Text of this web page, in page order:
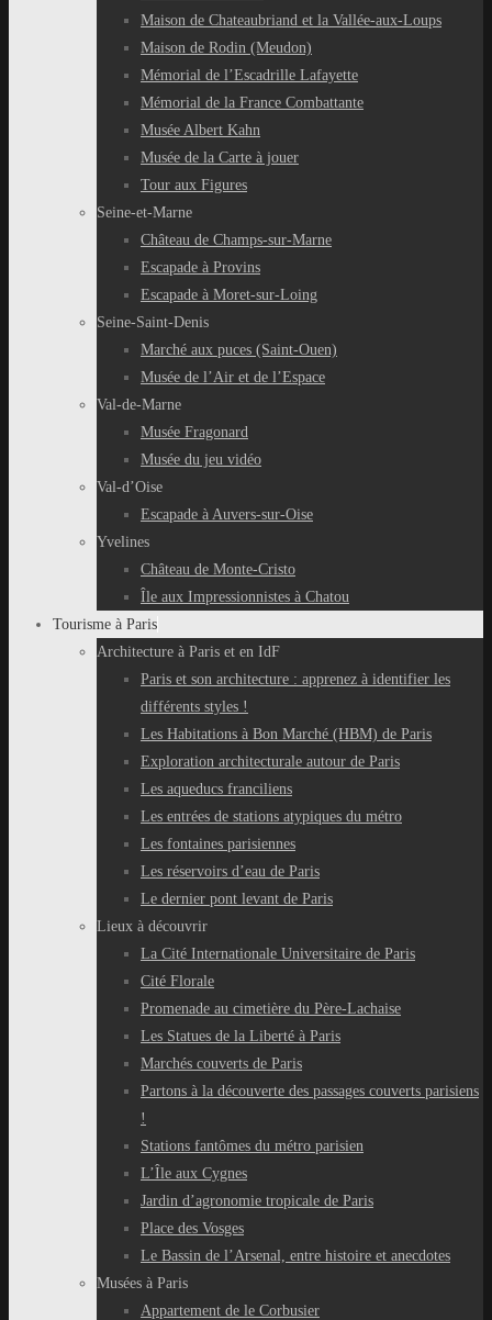
Maison de Chateaubriand et la Vallée-aux-Loups
Maison de Rodin (Meudon)
Mémorial de l’Escadrille Lafayette
Mémorial de la France Combattante
Musée Albert Kahn
Musée de la Carte à jouer
Tour aux Figures
Seine-et-Marne
Château de Champs-sur-Marne
Escapade à Provins
Escapade à Moret-sur-Loing
Seine-Saint-Denis
Marché aux puces (Saint-Ouen)
Musée de l’Air et de l’Espace
Val-de-Marne
Musée Fragonard
Musée du jeu vidéo
Val-d’Oise
Escapade à Auvers-sur-Oise
Yvelines
Château de Monte-Cristo
Île aux Impressionnistes à Chatou
Tourisme à Paris
Architecture à Paris et en IdF
Paris et son architecture : apprenez à identifier les
différents styles !
Les Habitations à Bon Marché (HBM) de Paris
Exploration architecturale autour de Paris
Les aqueducs franciliens
Les entrées de stations atypiques du métro
Les fontaines parisiennes
Les réservoirs d’eau de Paris
Le dernier pont levant de Paris
Lieux à découvrir
La Cité Internationale Universitaire de Paris
Cité Florale
Promenade au cimetière du Père-Lachaise
Les Statues de la Liberté à Paris
Marchés couverts de Paris
Partons à la découverte des passages couverts parisiens
!
Stations fantômes du métro parisien
L’Île aux Cygnes
Jardin d’agronomie tropicale de Paris
Place des Vosges
Le Bassin de l’Arsenal, entre histoire et anecdotes
Musées à Paris
Appartement de le Corbusier